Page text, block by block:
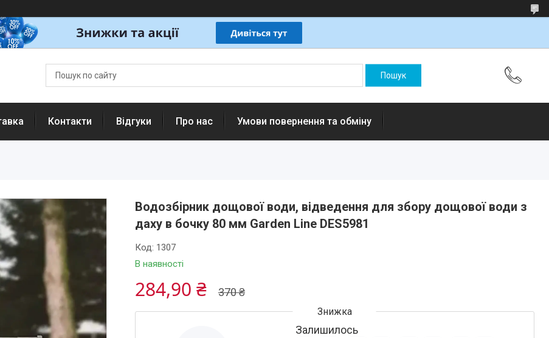
Контакти Відгуки Про нас Умови повернення та обміну
Водозбірник дощової води, відведення для збору дощової води з
даху в бочку 80 мм Garden Line DES5981
В наявності
Код: 1307
370 ₴
284,90 ₴
Залишилось